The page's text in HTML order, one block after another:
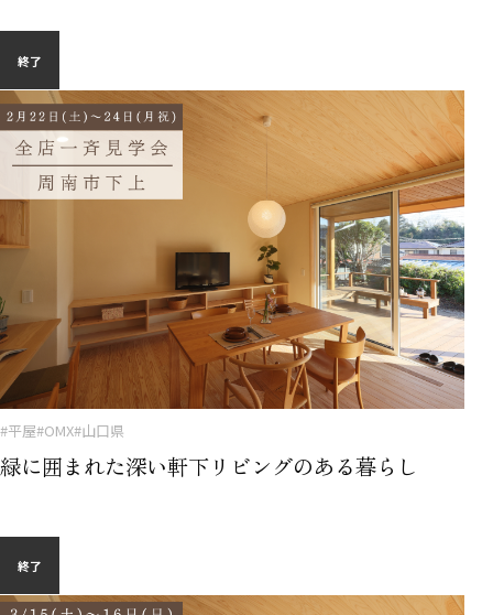
終了
#平屋#OMX#山口県
緑に囲まれた深い軒下リビングのある暮らし
終了